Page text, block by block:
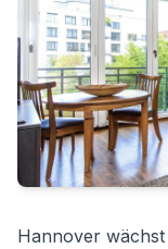
Hannover